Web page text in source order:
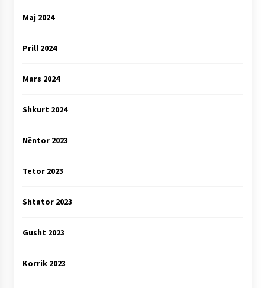
Maj 2024
Prill 2024
Mars 2024
Shkurt 2024
Nëntor 2023
Tetor 2023
Shtator 2023
Gusht 2023
Korrik 2023